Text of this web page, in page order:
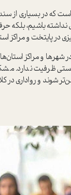
که در بسیاری از
باشیم، بلکه
در پایتخت و مراکز
شهرها و مراکز
ظرفیت ندارد.
و رواداری در